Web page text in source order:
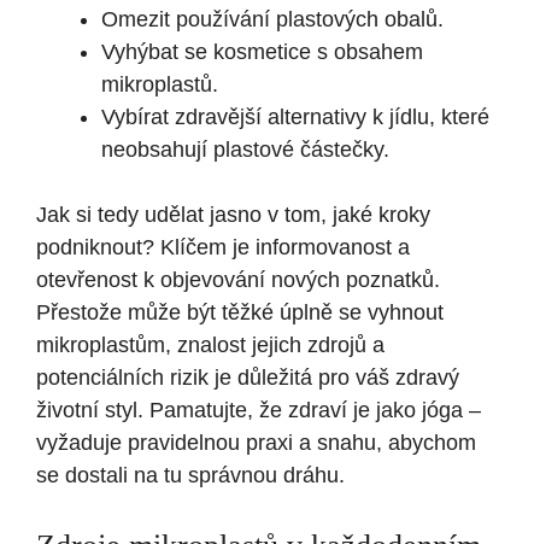
Omezit používání plastových obalů.
Vyhýbat se kosmetice s obsahem
mikroplastů.
Vybírat zdravější alternativy k jídlu, které
neobsahují plastové částečky.
Jak si tedy udělat jasno v tom, jaké kroky
podniknout? Klíčem je informovanost a
otevřenost k objevování nových poznatků.
Přestože může být těžké úplně se vyhnout
mikroplastům, znalost jejich zdrojů a
potenciálních rizik je důležitá pro váš zdravý
životní styl. Pamatujte, že zdraví je jako jóga –
vyžaduje pravidelnou praxi a snahu, abychom
se dostali na tu správnou dráhu.